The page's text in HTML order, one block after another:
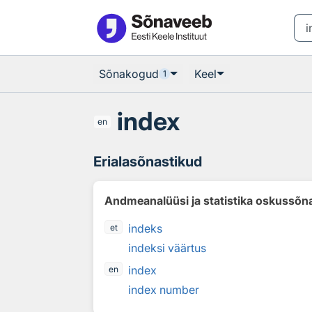
Sõnakogud 1 Keel
en index
Erialasõnastikud
Andmeanalüüsi ja statistika
et
indeks
indeksi väärtus
en
index
index number